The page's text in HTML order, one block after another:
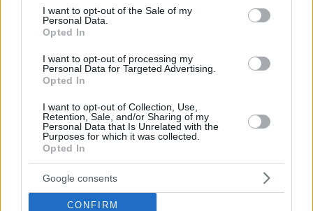
consent section.
I want to opt-out of the Sale of my
Personal Data.
Opted In
I want to opt-out of processing my
Personal Data for Targeted Advertising.
Opted In
I want to opt-out of Collection, Use,
Retention, Sale, and/or Sharing of my
Personal Data that Is Unrelated with the
Purposes for which it was collected.
Opted In
Google consents
CONFIRM
Τηγανητό κοτόπουλο του Αμερικάνικου Νότου
Αυτό που κάνει το κοτόπουλο αυτό να ξεχωρίζει είναι
η κρούστα του, ότι είναι ζουμερό και έχει απίστευτα
08.08.2024, 08:00